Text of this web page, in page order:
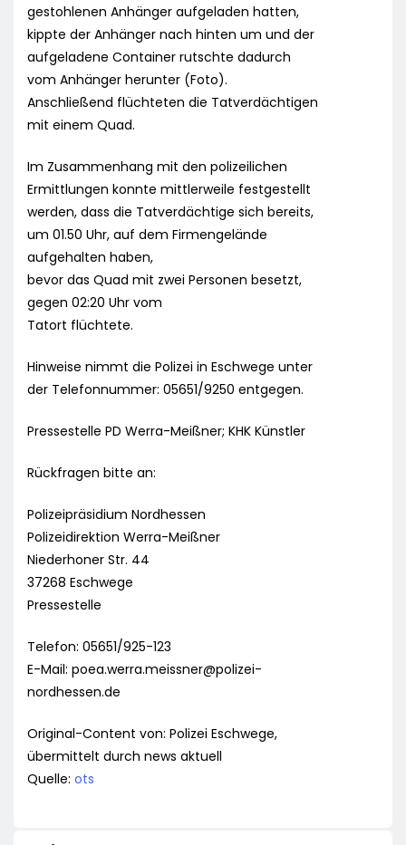
gestohlenen Anhänger aufgeladen hatten,
kippte der Anhänger nach hinten um und der
aufgeladene Container rutschte dadurch
vom Anhänger herunter (Foto).
Anschließend flüchteten die Tatverdächtigen
mit einem Quad.
Im Zusammenhang mit den polizeilichen
Ermittlungen konnte mittlerweile festgestellt
werden, dass die Tatverdächtige sich bereits,
um 01.50 Uhr, auf dem Firmengelände
aufgehalten haben,
bevor das Quad mit zwei Personen besetzt,
gegen 02:20 Uhr vom
Tatort flüchtete.
Hinweise nimmt die Polizei in Eschwege unter
der Telefonnummer: 05651/9250 entgegen.
Pressestelle PD Werra-Meißner; KHK Künstler
Rückfragen bitte an:
Polizeipräsidium Nordhessen
Polizeidirektion Werra-Meißner
Niederhoner Str. 44
37268 Eschwege
Pressestelle
Telefon: 05651/925-123
E-Mail: poea.werra.meissner@polizei-
nordhessen.de
Original-Content von: Polizei Eschwege,
übermittelt durch news aktuell
Quelle: ots